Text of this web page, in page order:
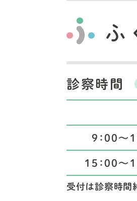
診察時間
9：00～
15：00～
受付は診察時間